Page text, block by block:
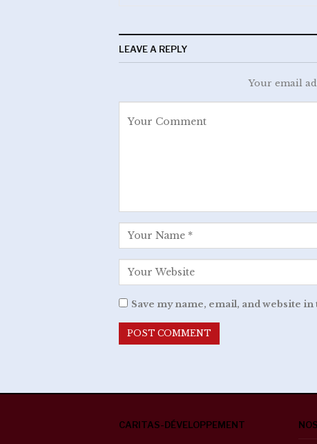
LEAVE A REPLY
Your email
Save my name, email, and website
CARITAS-DÉVELOPPEMENT